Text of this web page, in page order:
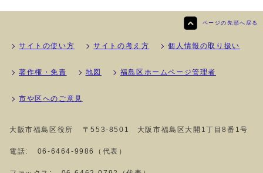
ページの先頭へ戻る
サイトの使い方 サイトの考え方 個人情報の取り扱い
著作権・免責 地図 福島区ホームページ管理者
市や区へのご意見
大阪市福島区役所 〒553-8501 大阪市福島区大開1丁目8番1号
電話: 06-6464-9986（代表）